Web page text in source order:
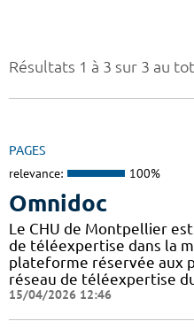
Résultats 1 à 3 sur 3 au
PAGES
relevance: 100%
Omnidoc
Le CHU de Montpellier
de téléexpertise dans la
plateforme réservée aux
réseau de téléexpertise
15/04/2026 12:46